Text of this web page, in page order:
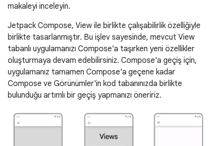
makaleyi inceleyin.
Jetpack Compose, View ile birlikte çalışabilirlik özelliğiyle
birlikte tasarlanmıştır. Bu işlev sayesinde, mevcut View
tabanlı uygulamanızı Compose'a taşırken yeni özellikler
oluşturmaya devam edebilirsiniz. Compose'a geçiş için,
uygulamanız tamamen Compose'a geçene kadar
Compose ve Görünümler'in kod tabanınızda birlikte
bulunduğu artımlı bir geçiş yapmanızı öneririz.